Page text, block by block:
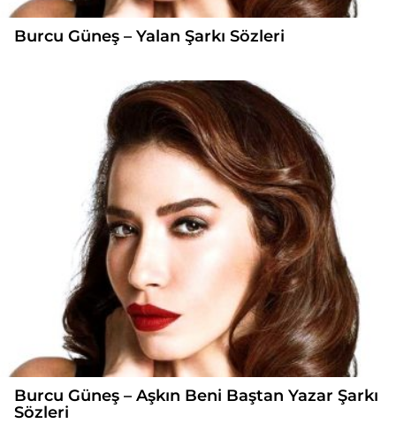
Burcu Güneş – Yalan Şarkı Sözleri
Burcu Güneş – Aşkın Beni Baştan Yazar Şarkı
Sözleri